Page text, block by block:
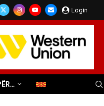
Login